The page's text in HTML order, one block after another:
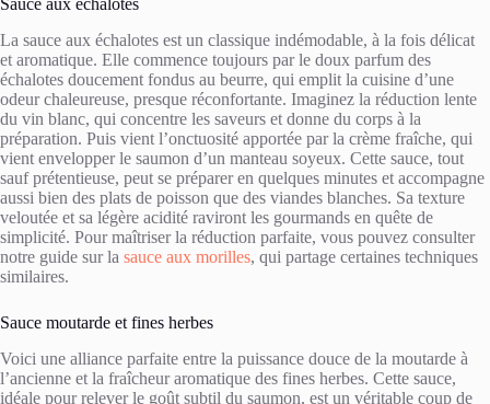
Sauce aux échalotes
La sauce aux échalotes est un classique indémodable, à la fois délicat
et aromatique. Elle commence toujours par le doux parfum des
échalotes doucement fondus au beurre, qui emplit la cuisine d’une
odeur chaleureuse, presque réconfortante. Imaginez la réduction lente
du vin blanc, qui concentre les saveurs et donne du corps à la
préparation. Puis vient l’onctuosité apportée par la crème fraîche, qui
vient envelopper le saumon d’un manteau soyeux. Cette sauce, tout
sauf prétentieuse, peut se préparer en quelques minutes et accompagne
aussi bien des plats de poisson que des viandes blanches. Sa texture
veloutée et sa légère acidité raviront les gourmands en quête de
simplicité. Pour maîtriser la réduction parfaite, vous pouvez consulter
notre guide sur la sauce aux morilles, qui partage certaines techniques
similaires.
Sauce moutarde et fines herbes
Voici une alliance parfaite entre la puissance douce de la moutarde à
l’ancienne et la fraîcheur aromatique des fines herbes. Cette sauce,
idéale pour relever le goût subtil du saumon, est un véritable coup de